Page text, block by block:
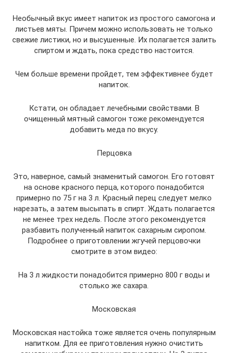
Необычный вкус имеет напиток из простого самогона и
листьев мяты. Причем можно использовать не только
свежие листики, но и высушенные. Их полагается залить
спиртом и ждать, пока средство настоится.
Чем больше времени пройдет, тем эффективнее будет
напиток.
Кстати, он обладает лечебными свойствами. В
очищенный мятный самогон тоже рекомендуется
добавить меда по вкусу.
Перцовка
Это, наверное, самый знаменитый самогон. Его готовят
на основе красного перца, которого понадобится
примерно по 75 г на 3 л. Красный перец следует мелко
нарезать, а затем высыпать в спирт. Ждать полагается
не менее трех недель. После этого рекомендуется
разбавить полученный напиток сахарным сиропом.
Подробнее о приготовлении жгучей перцовочки
смотрите в этом видео:
На 3 л жидкости понадобится примерно 800 г воды и
столько же сахара.
Московская
Московская настойка тоже является очень популярным
напитком. Для ее приготовления нужно очистить